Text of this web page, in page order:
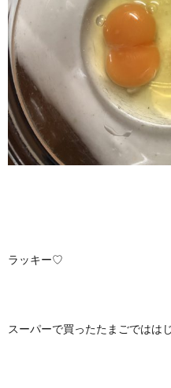
ラッキー♡
スーパーで買ったたまごではは